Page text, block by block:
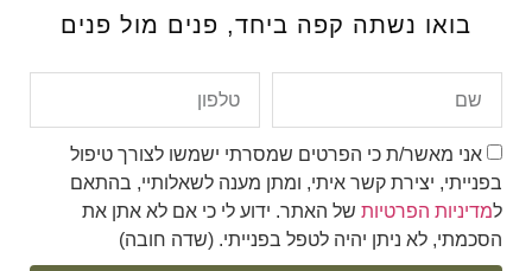
בואו נשתה קפה ביחד, פנים מול פנים
אני מאשר/ת כי הפרטים שמסרתי ישמשו לצורך טיפול
בפנייתי, יצירת קשר איתי, ומתן מענה לשאלותיי, בהתאם
למדיניות הפרטיות של האתר. ידוע לי כי אם לא אתן את
הסכמתי, לא ניתן יהיה לטפל בפנייתי. (שדה חובה)